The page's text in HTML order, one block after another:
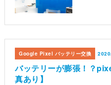
バッテリーが膨張！？
真あり】
Google Pixel バッテリー交換